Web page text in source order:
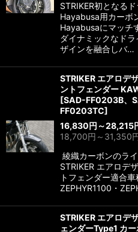
絞り
STRIKER初となる
Hayabusa用カーボ
Hayabusaにマッチ
ダイナミックなド
ザインを融合しバ…
STRIKER エアロデ
ントフェンダー
[SAD-FF0203B、
FF0203TC]
16,830円 ～28,215
18,700円 ～31,350
綾織カーボンのラ
STRIKER エアロデ
トフェンダー適合車
ZEPHYR1100・
STRIKER エアロデ
ェンダーType1 カ